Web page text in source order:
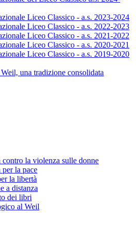
Liceo Classico - a.s. 2023-2024
Liceo Classico - a.s. 2022-2023
Liceo Classico - a.s. 2021-2022
Liceo Classico - a.s. 2020-2021
Liceo Classico - a.s. 2019-2020
una tradizione consolidata
contro la violenza sulle donne
la pace
la libertà
a distanza
dei libri
al Weil